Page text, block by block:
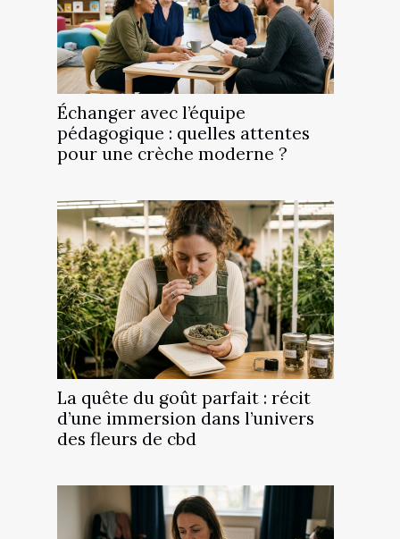
Échanger avec l’équipe
pédagogique : quelles attentes
pour une crèche moderne ?
La quête du goût parfait : récit
d’une immersion dans l’univers
des fleurs de cbd